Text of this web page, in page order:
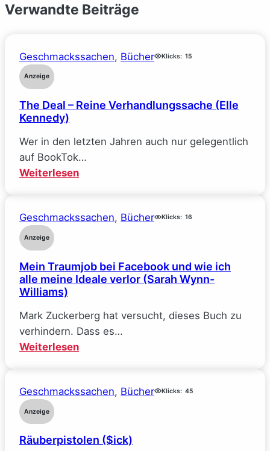
Verwandte Beiträge
Geschmackssachen, Bücher Klicks: 15
Anzeige
The Deal – Reine Verhandlungssache (Elle
Kennedy)
Wer in den letzten Jahren auch nur gelegentlich
auf BookTok…
Weiterlesen:
–
(Elle
Kennedy)
Geschmackssachen, Bücher Klicks: 16
Anzeige
Mein Traumjob bei Facebook und wie ich
alle meine Ideale verlor (Sarah Wynn-
Williams)
Mark Zuckerberg hat versucht, dieses Buch zu
verhindern. Dass es…
Weiterlesen:
bei
wie
Geschmackssachen, Bücher Klicks: 45
Anzeige
Räuberpistolen ($ick)